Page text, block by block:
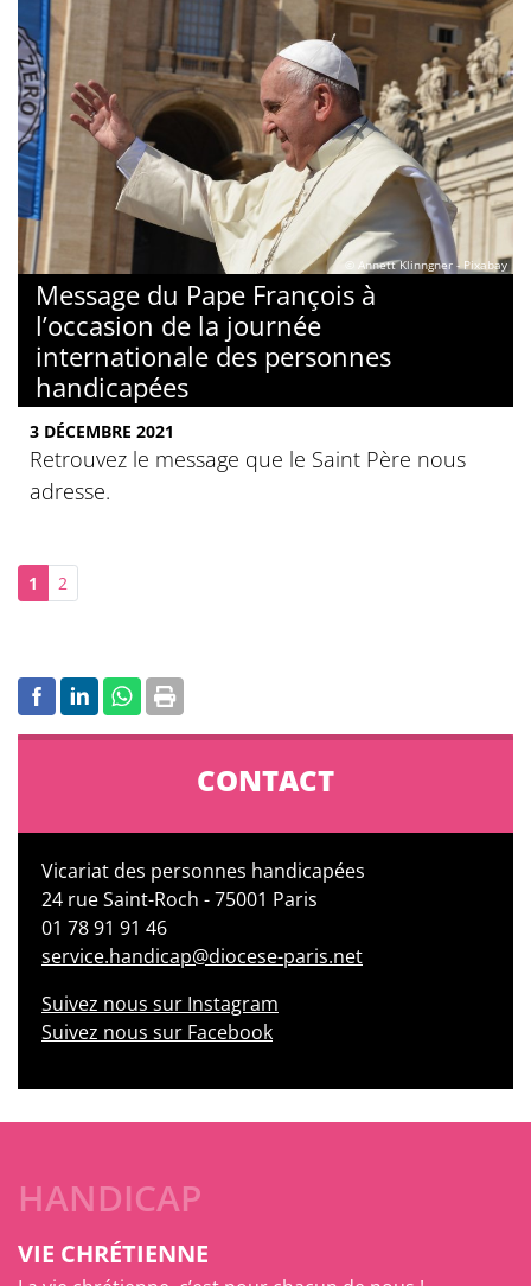
© Annett Klinngner - Pixabay
Message du Pape François à
l’occasion de la journée
internationale des personnes
handicapées
3 DÉCEMBRE 2021
Retrouvez le message que le Saint Père nous
adresse.
1 2
CONTACT
Vicariat des personnes handicapées
24 rue Saint-Roch - 75001 Paris
01 78 91 91 46
service.handicap@diocese-paris.net
Suivez nous sur Instagram
Suivez nous sur Facebook
HANDICAP
VIE CHRÉTIENNE